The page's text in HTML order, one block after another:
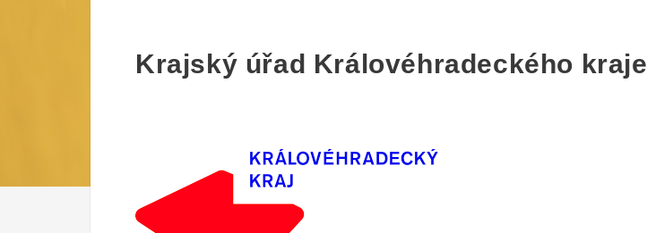
Krajský úřad Královéhradeckého kraje